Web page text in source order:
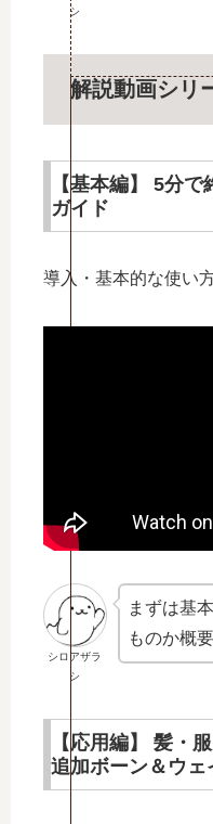
シ
解説動画シリ
【基本編】 5分
ガイド
導入・基本的な使い
シロアザラ
シ
まずは基
ものか概
【応用編】 髪・
追加ボーン＆ウェ